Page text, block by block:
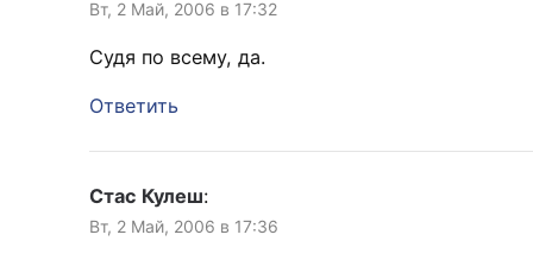
Вт, 2 Май, 2006 в 17:32
Судя по всему, да.
Ответить
Стас Кулеш:
Вт, 2 Май, 2006 в 17:36